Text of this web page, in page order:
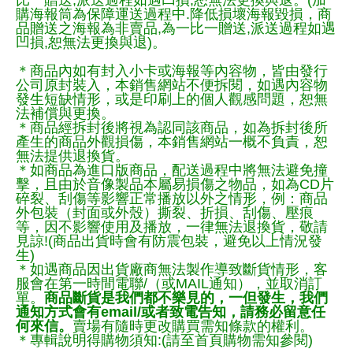
購海報筒為保障運送過程中.降低損壞海報毀損，商
品贈送之海報為非賣品,為一比一贈送,派送過程如遇
凹損,恕無法更換與退)。
＊商品內如有封入小卡或海報等內容物，皆由發行
公司原封裝入，本銷售網站不便拆閱，如遇內容物
發生短缺情形，或是印刷上的個人觀感問題，恕無
法補償與更換。
＊商品經拆封後將視為認同該商品，如為拆封後所
產生的商品外觀損傷，本銷售網站一概不負責，恕
無法提供退換貨。
＊如商品為進口版商品，配送過程中將無法避免撞
擊，且由於音像製品本屬易損傷之物品，如為CD片
碎裂、刮傷等影響正常播放以外之情形，例：商品
外包裝（封面或外殼）撕裂、折損、刮傷、壓痕
等，因不影響使用及播放，一律無法退換貨，敬請
見諒!(商品出貨時會有防震包裝，避免以上情況發
生)
＊如遇商品因出貨廠商無法製作導致斷貨情形，客
服會在第一時間電聯/（或MAIL通知），並取消訂
單。 商品斷貨是我們都不樂見的，一但發生，我們
通知方式會有email/或者致電告知，請務必留意任
何來信。 賣場有隨時更改購買需知條款的權利。
＊專輯說明得購物須知:(請至首頁購物需知參閱)